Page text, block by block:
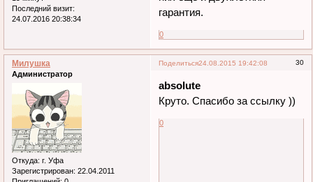
Последний визит:
24.07.2016 20:38:34
гарантия.
0
Поделиться 30
24.08.2015 19:42:08
Милушка
Администратор
Откуда: г. Уфа
Зарегистрирован: 22.04.2011
absolute
Круто. Спасибо за ссылку ))
0